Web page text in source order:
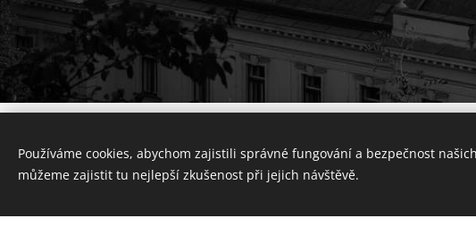
Používáme cookies, abychom zajistili správné fungování a bezpečnost
můžeme zajistit tu nejlepší zkušenost při jejich návštěvě.